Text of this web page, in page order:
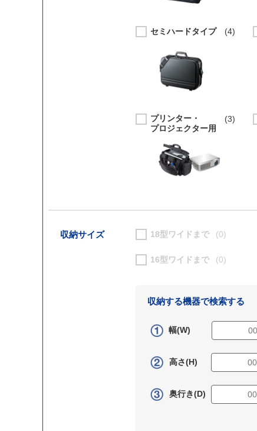
セミハードタイプ (4)
プリンター・
プロジェクター用
(3)
収納サイズ 18型ワイドまで (0)
16型ワイドまで (0)
収納する機器で検索する
幅(W)
高さ(H)
奥行き(D)